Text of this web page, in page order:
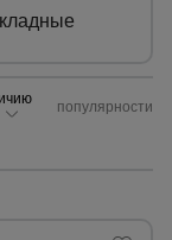
популярности